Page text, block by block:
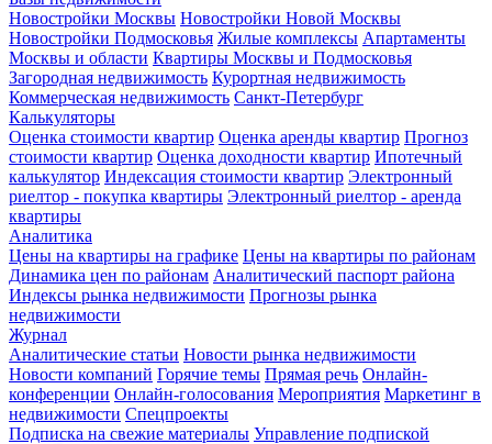
Новостройки Москвы Новостройки Новой Москвы
Новостройки Подмосковья Жилые комплексы Апартаменты
Москвы и области Квартиры Москвы и Подмосковья
Загородная недвижимость Курортная недвижимость
Коммерческая недвижимость Санкт-Петербург
Калькуляторы
Оценка стоимости квартир Оценка аренды квартир Прогноз
стоимости квартир Оценка доходности квартир Ипотечный
калькулятор Индексация стоимости квартир Электронный
риелтор - покупка квартиры Электронный риелтор - аренда
квартиры
Аналитика
Цены на квартиры на графике Цены на квартиры по районам
Динамика цен по районам Аналитический паспорт района
Индексы рынка недвижимости Прогнозы рынка
недвижимости
Журнал
Аналитические статьи Новости рынка недвижимости
Новости компаний Горячие темы Прямая речь Онлайн-
конференции Онлайн-голосования Мероприятия Маркетинг в
недвижимости Спецпроекты
Подписка на свежие материалы Управление подпиской